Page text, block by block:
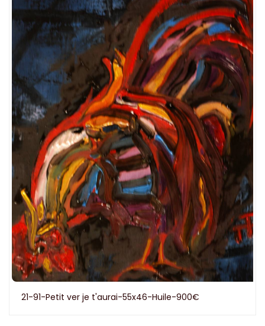
21-91-Petit ver je t'aurai-55x46-Huile-900€